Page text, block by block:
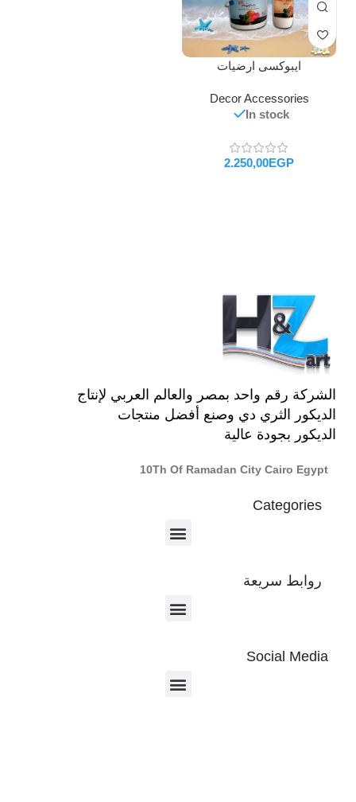
ايبوكسى ارضيات
Decor Accessories
In stock
EGP
الشركة رقم واحد بمصر والعالم العربي لإنتاج
الديكور الثري دي وصنع أفضل منتجات
الديكور بجودة عالية
10Th Of Ramadan City Cairo Egypt
Categories
روابط سريعة
Social Media